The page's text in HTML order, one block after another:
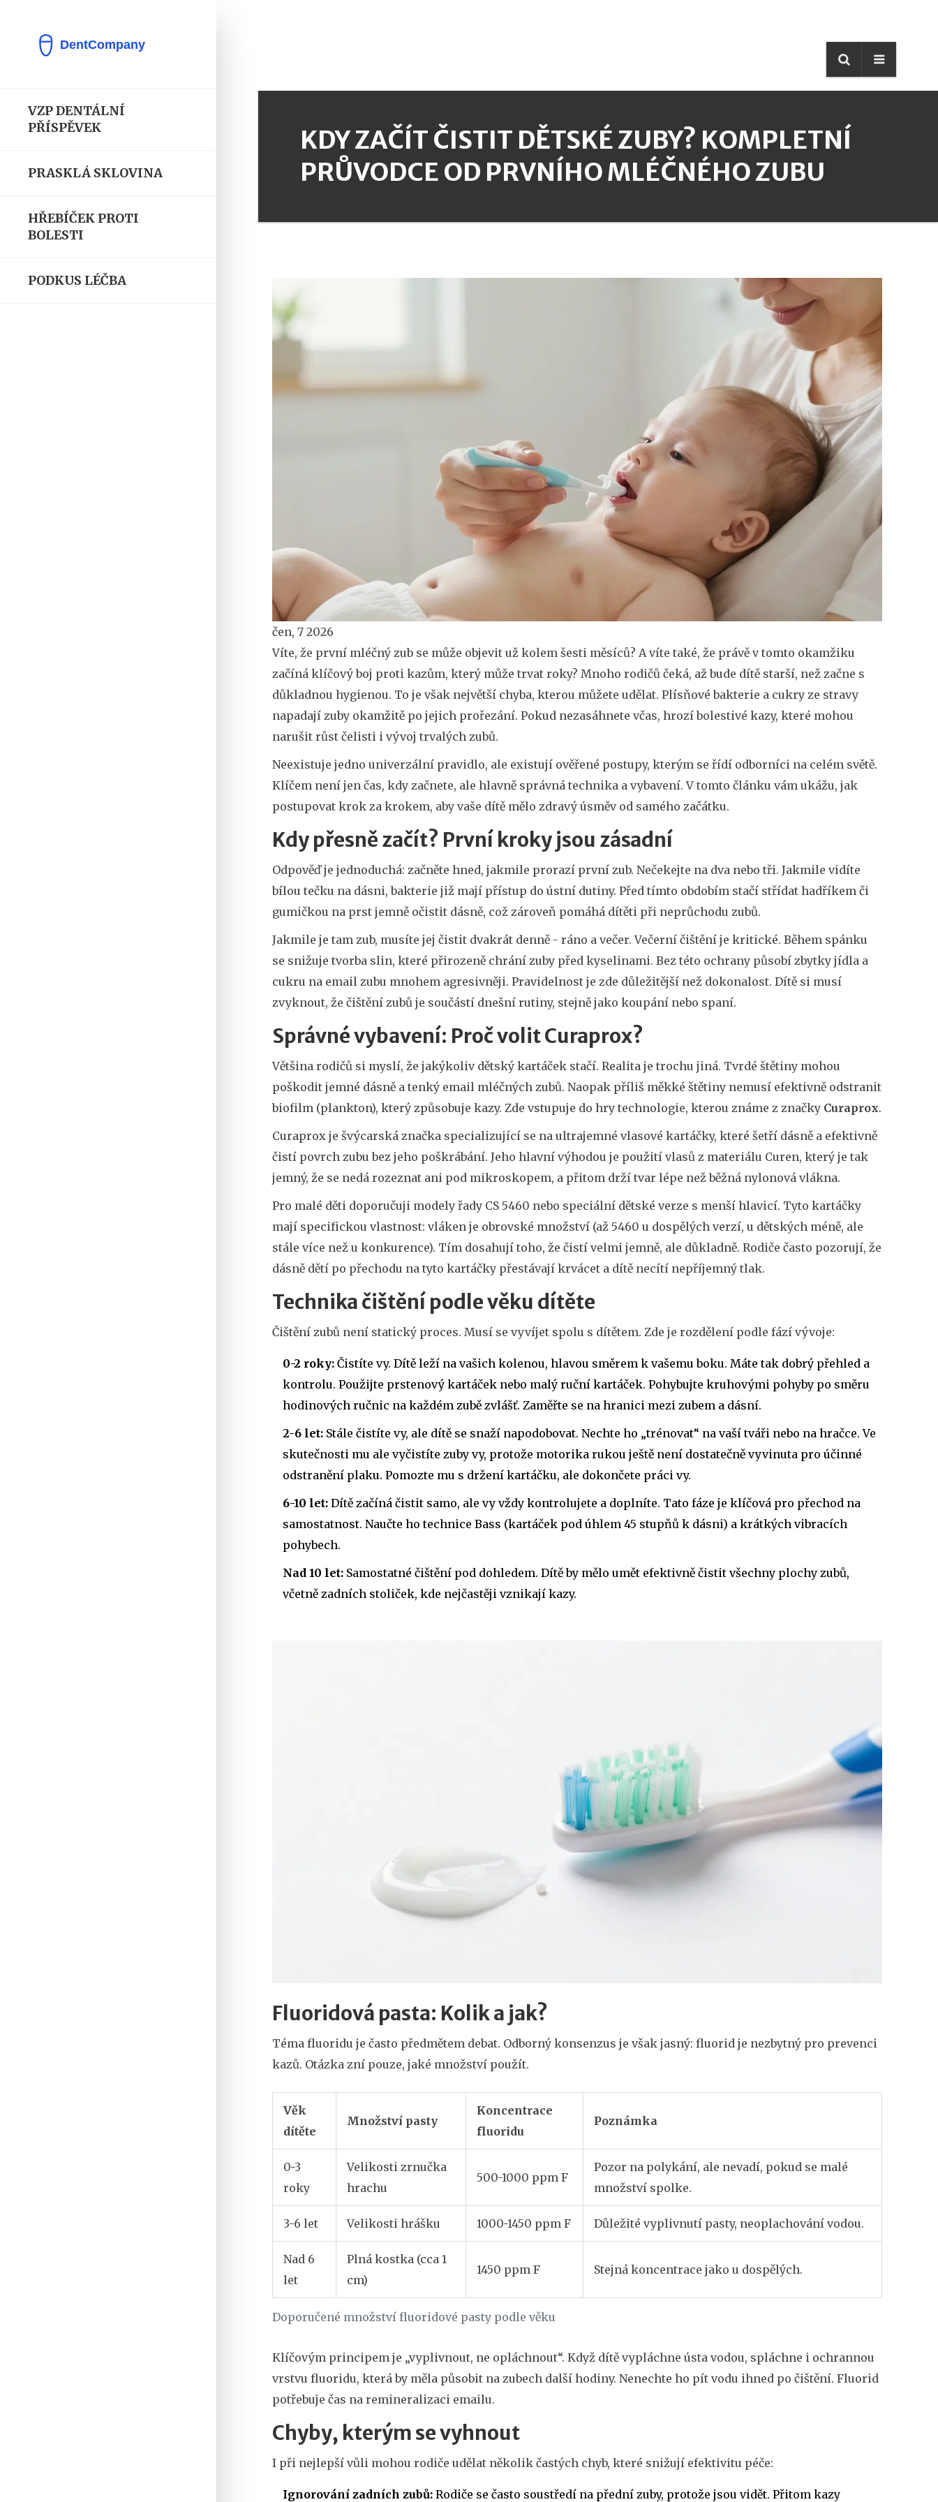
VZP DENTÁLNÍ
PŘÍSPĚVEK
PRASKLÁ SKLOVINA
HŘEBÍČEK PROTI
BOLESTI
PODKUS LÉČBA
KDY ZAČÍT ČISTIT DĚTSKÉ ZUBY? KOMPLETNÍ
PRŮVODCE OD PRVNÍHO MLÉČNÉHO ZUBU
čen, 7 2026
Víte, že první mléčný zub se může objevit už kolem šesti měsíců? A víte také, že právě v tomto okamžiku
začíná klíčový boj proti kazům, který může trvat roky? Mnoho rodičů čeká, až bude dítě starší, než začne s
důkladnou hygienou. To je však největší chyba, kterou můžete udělat. Plísňové bakterie a cukry ze stravy
napadají zuby okamžitě po jejich prořezání. Pokud nezasáhnete včas, hrozí bolestivé kazy, které mohou
narušit růst čelisti i vývoj trvalých zubů.
Neexistuje jedno univerzální pravidlo, ale existují ověřené postupy, kterým se řídí odborníci na celém světě.
Klíčem není jen čas, kdy začnete, ale hlavně správná technika a vybavení. V tomto článku vám ukážu, jak
postupovat krok za krokem, aby vaše dítě mělo zdravý úsměv od samého začátku.
Kdy přesně začít? První kroky jsou zásadní
Odpověď je jednoduchá: začněte hned, jakmile prorazí první zub. Nečekejte na dva nebo tři. Jakmile vidíte
bílou tečku na dásni, bakterie již mají přístup do ústní dutiny. Před tímto obdobím stačí střídat hadříkem či
gumičkou na prst jemně očistit dásně, což zároveň pomáhá dítěti při neprůchodu zubů.
Jakmile je tam zub, musíte jej čistit dvakrát denně - ráno a večer. Večerní čištění je kritické. Během spánku
se snižuje tvorba slin, které přirozeně chrání zuby před kyselinami. Bez této ochrany působí zbytky jídla a
cukru na email zubu mnohem agresivněji. Pravidelnost je zde důležitější než dokonalost. Dítě si musí
zvyknout, že čištění zubů je součástí dnešní rutiny, stejně jako koupání nebo spaní.
Správné vybavení: Proč volit Curaprox?
Většina rodičů si myslí, že jakýkoliv dětský kartáček stačí. Realita je trochu jiná. Tvrdé štětiny mohou
poškodit jemné dásně a tenký email mléčných zubů. Naopak příliš měkké štětiny nemusí efektivně odstranit
biofilm (plankton), který způsobuje kazy. Zde vstupuje do hry technologie, kterou známe z značky Curaprox.
Curaprox je švýcarská značka specializující se na ultrajemné vlasové kartáčky, které šetří dásně a efektivně
čistí povrch zubu bez jeho poškrábání. Jeho hlavní výhodou je použití vlasů z materiálu Curen, který je tak
jemný, že se nedá rozeznat ani pod mikroskopem, a přitom drží tvar lépe než běžná nylonová vlákna.
Pro malé děti doporučuji modely řady CS 5460 nebo speciální dětské verze s menší hlavicí. Tyto kartáčky
mají specifickou vlastnost: vláken je obrovské množství (až 5460 u dospělých verzí, u dětských méně, ale
stále více než u konkurence). Tím dosahují toho, že čistí velmi jemně, ale důkladně. Rodiče často pozorují, že
dásně dětí po přechodu na tyto kartáčky přestávají krvácet a dítě necítí nepříjemný tlak.
Technika čištění podle věku dítěte
Čištění zubů není statický proces. Musí se vyvíjet spolu s dítětem. Zde je rozdělení podle fází vývoje:
0-2 roky: Čistíte vy. Dítě leží na vašich kolenou, hlavou směrem k vašemu boku. Máte tak dobrý přehled a
kontrolu. Použijte prstenový kartáček nebo malý ruční kartáček. Pohybujte kruhovými pohyby po směru
hodinových ručnic na každém zubě zvlášť. Zaměřte se na hranici mezi zubem a dásní.
2-6 let: Stále čistíte vy, ale dítě se snaží napodobovat. Nechte ho „trénovat“ na vaší tváři nebo na hračce. Ve
skutečnosti mu ale vyčistíte zuby vy, protože motorika rukou ještě není dostatečně vyvinuta pro účinné
odstranění plaku. Pomozte mu s držení kartáčku, ale dokončete práci vy.
6-10 let: Dítě začíná čistit samo, ale vy vždy kontrolujete a doplníte. Tato fáze je klíčová pro přechod na
samostatnost. Naučte ho technice Bass (kartáček pod úhlem 45 stupňů k dásni) a krátkých vibracích
pohybech.
Nad 10 let: Samostatné čištění pod dohledem. Dítě by mělo umět efektivně čistit všechny plochy zubů,
včetně zadních stoliček, kde nejčastěji vznikají kazy.
Fluoridová pasta: Kolik a jak?
Téma fluoridu je často předmětem debat. Odborný konsenzus je však jasný: fluorid je nezbytný pro prevenci
kazů. Otázka zní pouze, jaké množství použít.
Doporučené množství fluoridové pasty podle věku
Věk
dítěte
Množství pasty
Koncentrace
fluoridu
Poznámka
0-3
roky
Velikosti zrnučka
hrachu
500-1000 ppm F
Pozor na polykání, ale nevadí, pokud se malé
množství spolke.
3-6 let Velikosti hrášku 1000-1450 ppm F Důležité vyplivnutí pasty, neoplachování vodou.
Nad 6
let
Plná kostka (cca 1
cm)
1450 ppm F Stejná koncentrace jako u dospělých.
Klíčovým principem je „vyplivnout, ne opláchnout“. Když dítě vypláchne ústa vodou, spláchne i ochrannou
vrstvu fluoridu, která by měla působit na zubech další hodiny. Nenechte ho pít vodu ihned po čištění. Fluorid
potřebuje čas na remineralizaci emailu.
Chyby, kterým se vyhnout
I při nejlepší vůli mohou rodiče udělat několik častých chyb, které snižují efektivitu péče:
Ignorování zadních zubů: Rodiče se často soustředí na přední zuby, protože jsou vidět. Přitom kazy